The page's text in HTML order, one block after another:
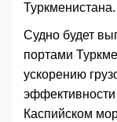
Туркменистана.
Судно будет
портами
ускорению
эффективности
Каспийском